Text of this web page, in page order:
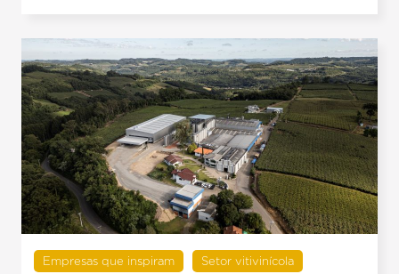
Empresas que inspiram Setor vitivinícola